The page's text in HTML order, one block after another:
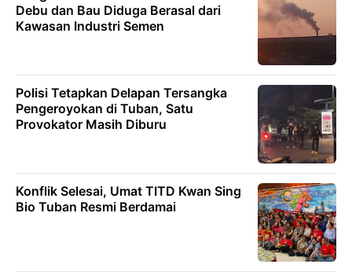
Debu dan Bau Diduga Berasal dari
Kawasan Industri Semen
Polisi Tetapkan Delapan Tersangka
Pengeroyokan di Tuban, Satu
Provokator Masih Diburu
Konflik Selesai, Umat TITD Kwan Sing
Bio Tuban Resmi Berdamai